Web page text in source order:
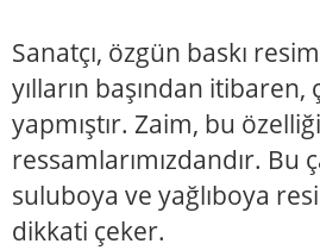
Sanatçı, özgün baskı
yılların başından
yapmıştır. Zaim, bu
ressamlarımızdandır. Bu
suluboya ve yağlıboya
dikkati çeker.